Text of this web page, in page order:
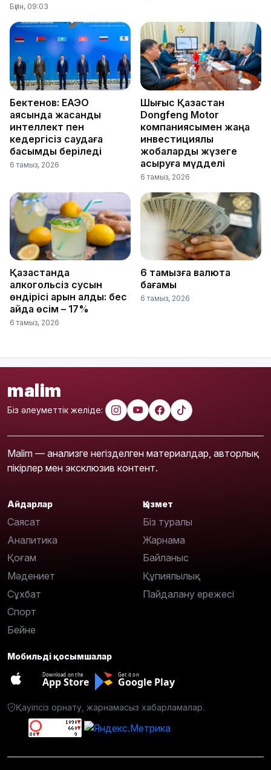
Бүгін, 09:03
Бектенов: ЕАЭО
аясында жасанды
интеллект пен
кедергісіз саудаға
басымдық беріледі
6 тамыз, 2026
Шығыс Қазақстан
Dongfeng Motor
компаниясымен жаңа
инвестициялық
жобаларды жүзеге
асыруға мүдделі
6 тамыз, 2026
Қазақстанда
алкогольсіз сусын
өндірісі қарқын алды: бес
айда өсім – 17%
6 тамыз, 2026
6 тамызға валюта
бағамы
6 тамыз, 2026
malim
Біз әлеуметтік желіде:
Malim — анализге негізделген материалдар, авторлық
пікірлер мен эксклюзив контент.
Айдарлар
Саясат
Аналитика
Қоғам
Мәдениет
Сұхбат
Спорт
Бейне
Қызмет
Біз туралы
Жарнама
Байланыс
Құпиялылық
Пайдалану ережесі
Мобильді қосымшалар
Download on the
App Store
Get it on
Google Play
Қауіпсіз орнату, жарнамасыз хабарламалар.